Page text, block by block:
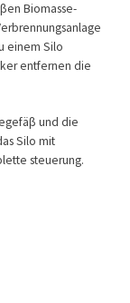
Biomasse-
einem Silo
entfernen die
und die
Silo mit
steuerung.